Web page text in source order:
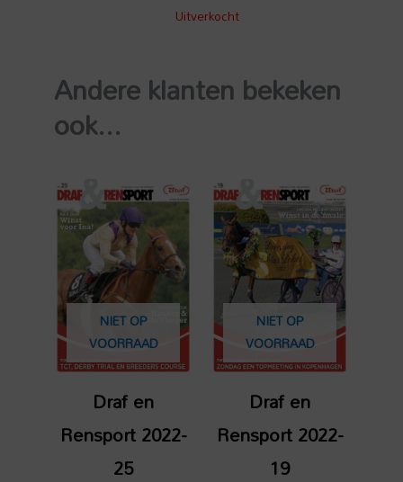
Uitverkocht
Andere klanten bekeken
ook...
NIET OP
VOORRAAD
Draf en
Rensport 2022-
25
NIET OP
VOORRAAD
Draf en
Rensport 2022-
19